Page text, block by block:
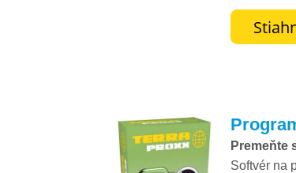
Premeňte
Softvér na